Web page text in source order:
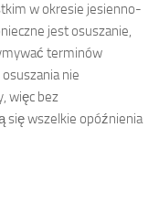
w okresie jesienno-
jest osuszanie,
terminów
nie
więc bez
się wszelkie opóźnienia